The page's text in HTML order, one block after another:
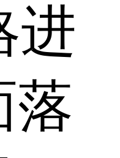
进
落